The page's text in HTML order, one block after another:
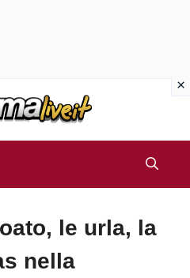
le urla, la
nella